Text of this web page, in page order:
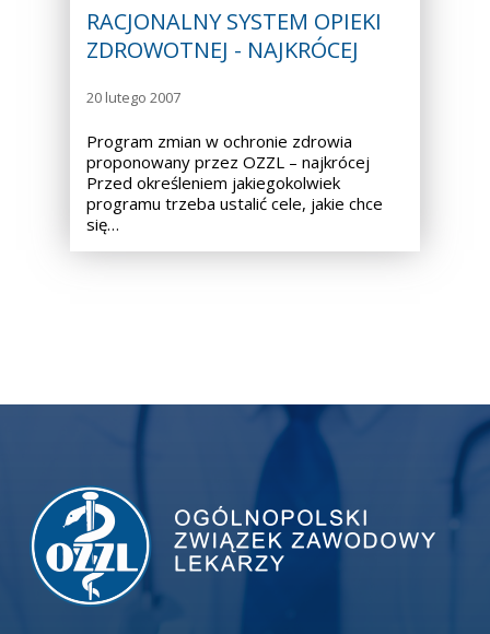
RACJONALNY SYSTEM OPIEKI
ZDROWOTNEJ - NAJKRÓCEJ
20 lutego 2007
Program zmian w ochronie zdrowia
proponowany przez OZZL – najkrócej
Przed określeniem jakiegokolwiek
programu trzeba ustalić cele, jakie chce
się…